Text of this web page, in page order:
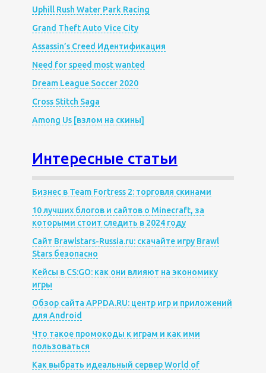
Uphill Rush Water Park Racing
Grand Theft Auto Vice City
Assassin’s Creed Идентификация
Need for speed most wanted
Dream League Soccer 2020
Cross Stitch Saga
Among Us [взлом на скины]
Интересные статьи
Бизнес в Team Fortress 2: торговля скинами
10 лучших блогов и сайтов о Minecraft, за
которыми стоит следить в 2024 году
Сайт Brawlstars-Russia.ru: скачайте игру Brawl
Stars безопасно
Кейсы в CS:GO: как они влияют на экономику
игры
Обзор сайта APPDA.RU: центр игр и приложений
для Android
Что такое промокоды к играм и как ими
пользоваться
Как выбрать идеальный сервер World of